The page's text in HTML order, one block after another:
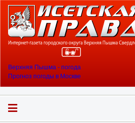
Верхняя Пышма - погода
Прогноз погоды в Москве